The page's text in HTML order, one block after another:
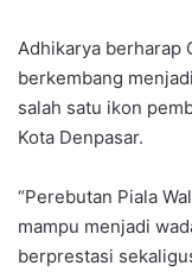
Adhikarya berharap
berkembang
salah satu ikon
Kota Denpasar.
“Perebutan Piala
mampu menjadi
berprestasi